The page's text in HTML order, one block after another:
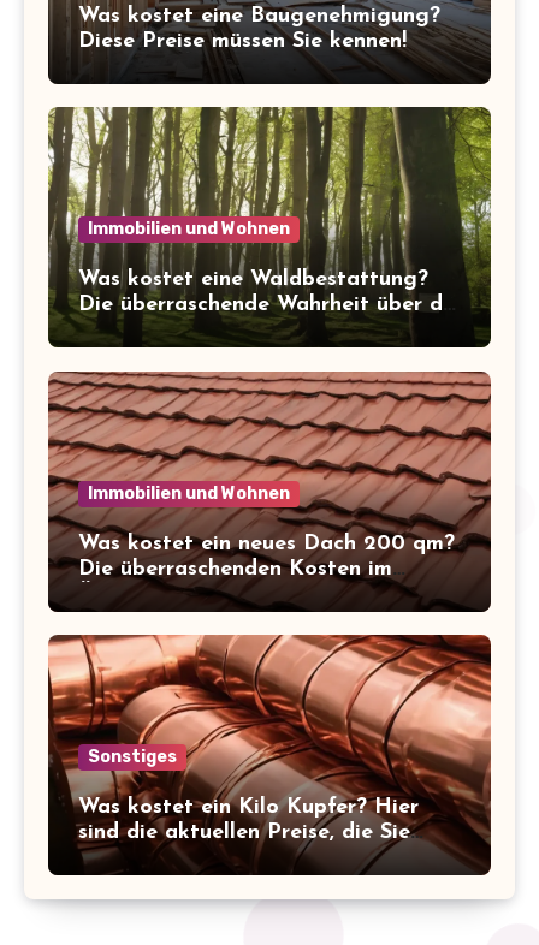
Was kostet eine Baugenehmigung?
Diese Preise müssen Sie kennen!
Immobilien und Wohnen
Was kostet eine Waldbestattung?
Die überraschende Wahrheit über die
Kosten der letzten Ruhe
Immobilien und Wohnen
Was kostet ein neues Dach 200 qm?
Die überraschenden Kosten im
Überblick!
Sonstiges
Was kostet ein Kilo Kupfer? Hier
sind die aktuellen Preise, die Sie
kennen sollten!